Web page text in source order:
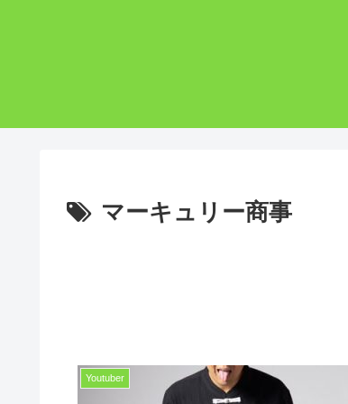
マーキュリー商事
Youtuber